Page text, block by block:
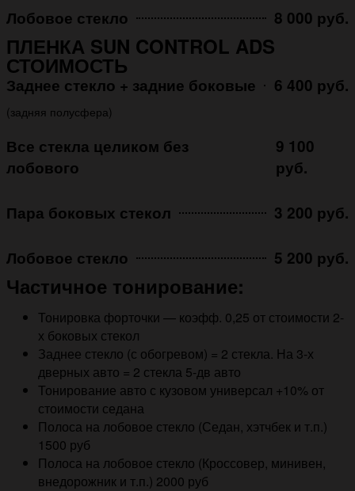
Лобовое стекло 8 000 руб.
ПЛЕНКА SUN CONTROL ADS
СТОИМОСТЬ
Заднее стекло + задние боковые 6 400 руб.
(задняя полусфера)
Все стекла целиком без
лобового
9 100
руб.
Пара боковых стекол 3 200 руб.
Лобовое стекло 5 200 руб.
Частичное тонирование:
Тонировка форточки — коэфф. 0,25 от стоимости 2-
х боковых стекол
Заднее стекло (с обогревом) = 2 стекла. На 3-х
дверных авто = 2 стекла 5-дв авто
Тонирование авто с кузовом универсал +10% от
стоимости седана
Полоса на лобовое стекло (Седан, хэтчбек и т.п.)
1500 руб
Полоса на лобовое стекло (Кроссовер, минивен,
внедорожник и т.п.) 2000 руб